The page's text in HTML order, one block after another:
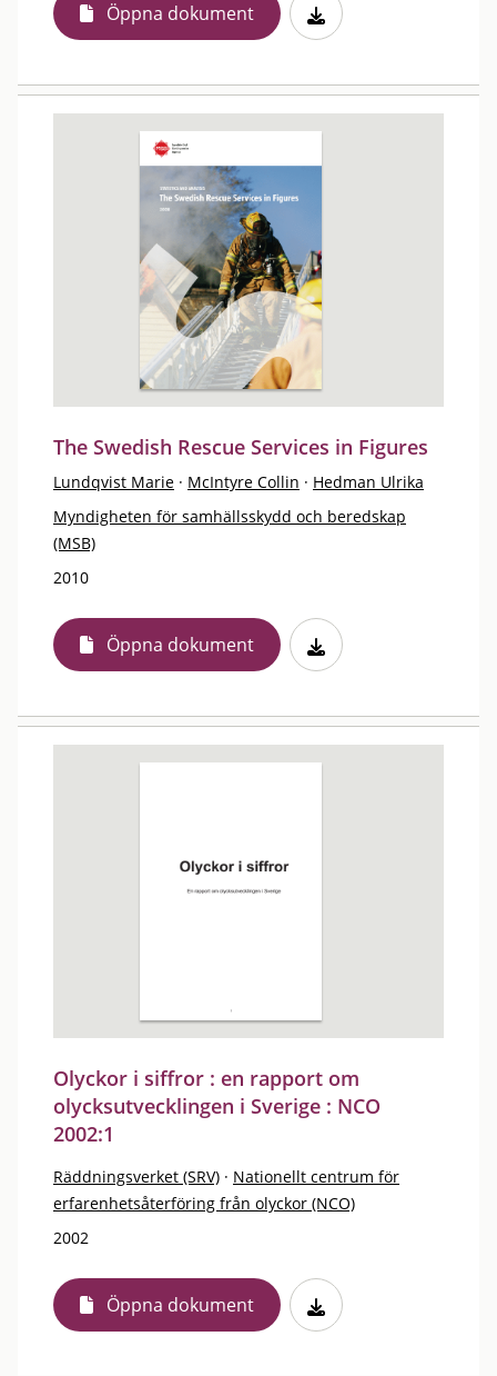
Öppna dokument
The Swedish Rescue Services in Figures
Lundqvist Marie · McIntyre Collin · Hedman Ulrika
Myndigheten för samhällsskydd och beredskap
(MSB)
2010
Öppna dokument
Olyckor i siffror : en rapport om
olycksutvecklingen i Sverige : NCO
2002:1
Räddningsverket (SRV) · Nationellt centrum för
erfarenhetsåterföring från olyckor (NCO)
2002
Öppna dokument